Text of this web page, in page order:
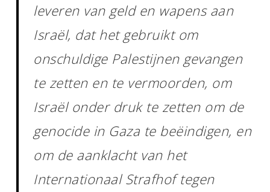
leveren van geld en wapens aan
Israël, dat het gebruikt om
onschuldige Palestijnen gevangen
te zetten en te vermoorden, om
Israël onder druk te zetten om de
genocide in Gaza te beëindigen, en
om de aanklacht van het
Internationaal Strafhof tegen